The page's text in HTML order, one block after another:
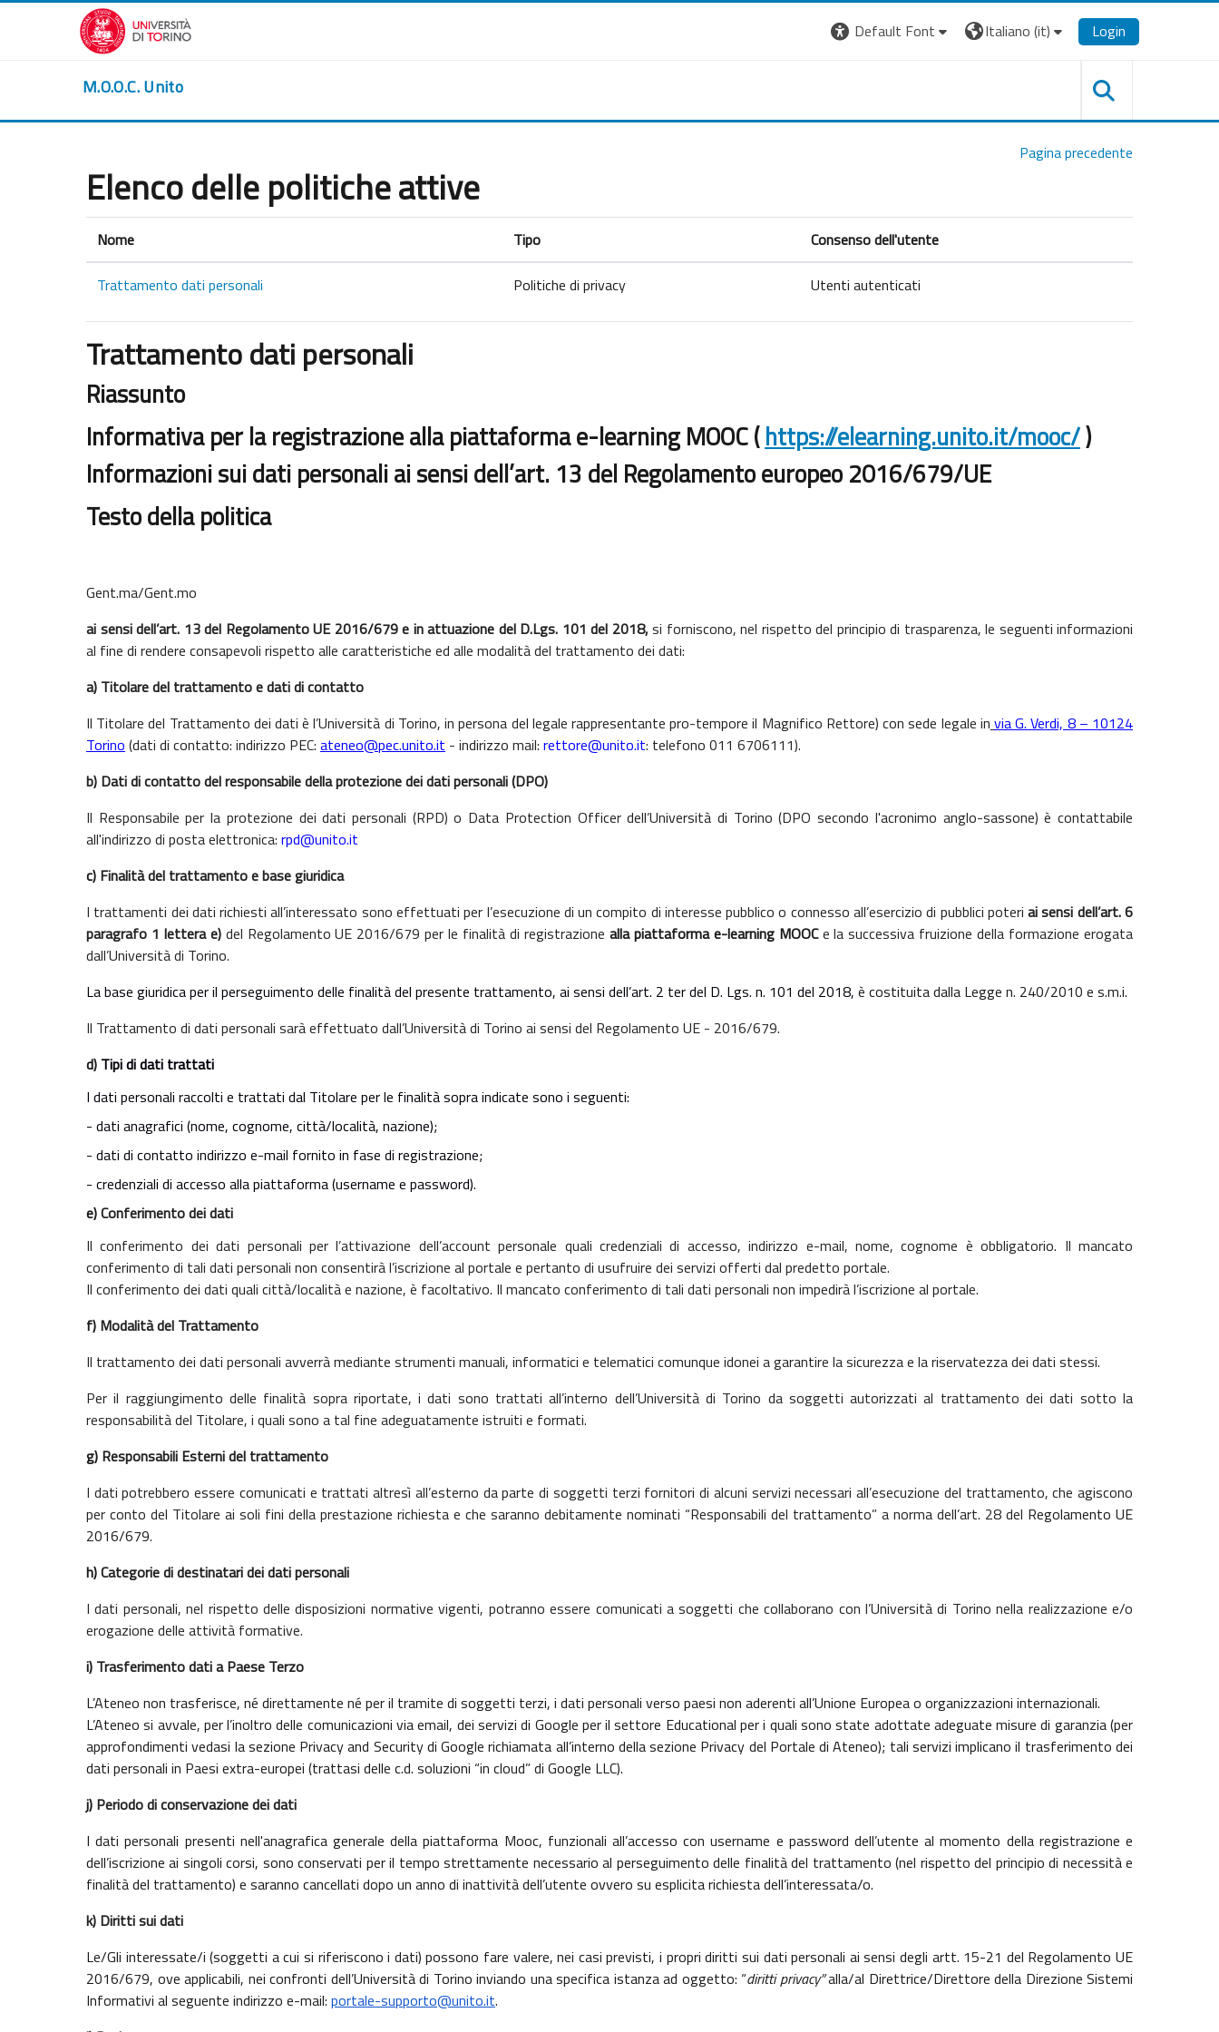
Vai al contenuto principale
Default Font
Italiano ‎(it)‎ Login
M.O.O.C. Unito
Pagina precedente
Elenco delle politiche attive
Nome Tipo Consenso dell'utente
Trattamento dati personali Politiche di privacy Utenti autenticati
Trattamento dati personali
Riassunto
Informativaper la registrazione alla piattaforma e-learning MOOC(https://elearning.unito.it/mooc/)
Informazioni sui dati personali ai sensi dell’art. 13 del Regolamento europeo 2016/679/UE
Testo della politica
Gent.ma/Gent.mo
ai sensi dell’art. 13 del Regolamento UE 2016/679 e in attuazione del D.Lgs. 101 del 2018,si forniscono, nel rispetto del principio di trasparenza, le seguenti informazioni
al fine di rendere consapevoli rispetto alle caratteristiche ed alle modalità del trattamento dei dati:
a) Titolare del trattamento e dati di contatto
Il Titolare del Trattamento dei dati è l’Università di Torino, in persona del legale rappresentante pro-tempore il Magnifico Rettore) con sede legale in via G. Verdi, 8 – 10124
Torino (dati di contatto: indirizzo PEC: ateneo@pec.unito.it - indirizzo mail: rettore@unito.it: telefono 011 6706111).
b) Dati di contatto del responsabile della protezione dei dati personali (DPO)
Il Responsabile per la protezione dei dati personali (RPD) o Data Protection Officer dell’Università di Torino (DPO secondo l'acronimo anglo-sassone) è contattabile
all'indirizzo di posta elettronica: rpd@unito.it
c) Finalità del trattamento e base giuridica
I trattamenti dei dati richiesti all’interessato sono effettuatiper l’esecuzione di un compito di interesse pubblico o connesso all’esercizio di pubblici poteriai sensi dell’art. 6
paragrafo 1 lettera e)del Regolamento UE 2016/679 per le finalità di registrazione alla piattaforma e-learning MOOCe la successiva fruizione della formazione erogata
dall’Università di Torino.
La base giuridica per il perseguimento delle finalità del presente trattamento, ai sensi dell’art. 2 ter del D. Lgs. n. 101 del 2018, è costituita dalla Legge n. 240/2010 e s.m.i.
Il Trattamento di dati personali sarà effettuato dall’Università di Torino ai sensi del Regolamento UE - 2016/679.
d) Tipi di dati trattati
I dati personali raccolti e trattati dal Titolare per le finalità sopra indicate sono i seguenti:
- dati anagrafici (nome, cognome, città/località, nazione);
- dati di contatto indirizzo e-mail fornito in fase di registrazione;
- credenziali di accesso alla piattaforma (username e password).
e)Conferimento dei dati
Il conferimento dei dati personali per l’attivazione dell’accountpersonale quali credenziali di accesso, indirizzo e-mail, nome, cognome è obbligatorio. Il mancato
conferimento di tali dati personali non consentirà l’iscrizione al portale e pertanto di usufruire dei servizi offerti dal predetto portale.
Il conferimento dei dati quali città/località e nazione, è facoltativo. Il mancato conferimento di tali dati personali non impedirà l’iscrizione al portale.
f) Modalità del Trattamento
Il trattamento dei dati personali avverràmediante strumenti manuali, informatici e telematici comunque idonei a garantire la sicurezza e la riservatezza dei dati stessi.
Per il raggiungimento delle finalità sopra riportate, i dati sono trattati all’interno dell’Università di Torino da soggetti autorizzati al trattamento dei dati sotto la
responsabilità del Titolare, i quali sono a tal fine adeguatamente istruiti e formati.
g) Responsabili Esterni del trattamento
I dati potrebbero essere comunicati e trattati altresì all’esterno da partedi soggetti terzi fornitori di alcuni servizi necessari all’esecuzione del trattamento,che agiscono
per conto del Titolare ai soli fini della prestazione richiesta e che saranno debitamente nominati “Responsabili del trattamento” a norma dell’art. 28 del Regolamento UE
2016/679.
h)Categorie di destinatari dei dati personali
I dati personali, nel rispetto delle disposizioni normative vigenti, potranno essere comunicati a soggetti che collaborano con l’Università di Torino nella realizzazione e/o
erogazione delle attività formative.
i) Trasferimento dati a Paese Terzo
L’Ateneo non trasferisce, né direttamente né per il tramite di soggetti terzi, i dati personali verso paesi non aderenti all’Unione Europea o organizzazioni internazionali.
L’Ateneo si avvale, per l’inoltro delle comunicazioni via email, dei servizi di Google per il settore Educational per i quali sono state adottate adeguate misure di garanzia (per
approfondimenti vedasi la sezione Privacy and Security di Google richiamata all’interno della sezione Privacy del Portale di Ateneo); tali servizi implicano il trasferimento dei
dati personali in Paesi extra-europei (trattasi delle c.d. soluzioni “in cloud” di Google LLC).
j) Periodo di conservazione dei dati
I dati personali presenti nell'anagrafica generale della piattaforma Mooc, funzionali all’accesso con username e password dell’utente al momento della registrazione e
dell’iscrizione ai singoli corsi, sono conservati per il tempo strettamente necessario al perseguimento delle finalità del trattamento (nel rispetto del principio di necessità e
finalità del trattamento) e saranno cancellati dopo un anno di inattività dell’utente ovvero su esplicita richiesta dell’interessata/o.
k) Diritti sui dati
Le/Gli interessate/i (soggetti a cui si riferiscono i dati) possono fare valere, nei casi previsti, i propri diritti sui dati personali ai sensi degli artt. 15-21 del Regolamento UE
2016/679, ove applicabili, nei confronti dell’Università di Torino inviando una specifica istanza ad oggetto: “diritti privacy”alla/al Direttrice/Direttore della Direzione Sistemi
Informativi al seguente indirizzo e-mail: portale-supporto@unito.it.